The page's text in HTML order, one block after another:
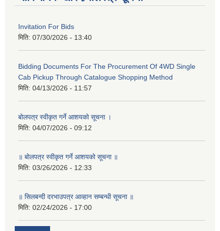
Invitation For Bids
मिति: 07/30/2026 - 13:40
Bidding Documents For The Procurement Of 4WD Single
Cab Pickup Through Catalogue Shopping Method
मिति: 04/13/2026 - 11:57
बोलपत्र स्वीकृत गर्ने आशयको सूचना ।
मिति: 04/07/2026 - 09:12
॥ बोलपत्र स्वीकृत गर्ने आशयको सूचना ॥
मिति: 03/26/2026 - 12:33
॥ सिलबन्दी दरभाउपत्र आव्हान सम्बन्धी सूचना ॥
मिति: 02/24/2026 - 17:00